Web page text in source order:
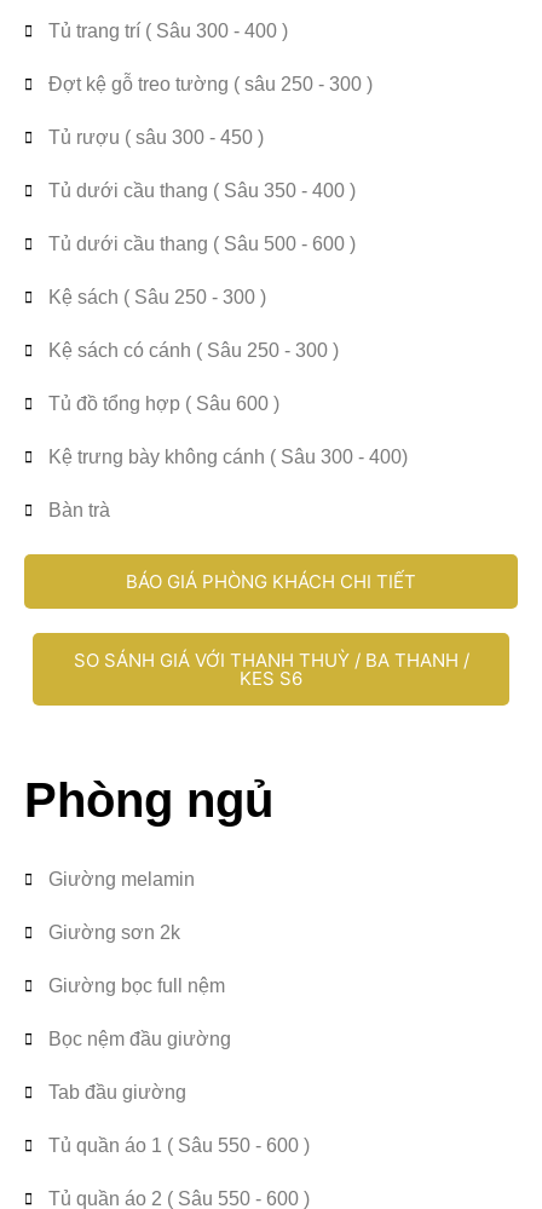
Tủ trang trí ( Sâu 300 - 400 )
Đợt kệ gỗ treo tường ( sâu 250 - 300 )
Tủ rượu ( sâu 300 - 450 )
Tủ dưới cầu thang ( Sâu 350 - 400 )
Tủ dưới cầu thang ( Sâu 500 - 600 )
Kệ sách ( Sâu 250 - 300 )
Kệ sách có cánh ( Sâu 250 - 300 )
Tủ đồ tổng hợp ( Sâu 600 )
Kệ trưng bày không cánh ( Sâu 300 - 400)
Bàn trà
BÁO GIÁ PHÒNG KHÁCH CHI TIẾT
SO SÁNH GIÁ VỚI THANH THUỲ / BA THANH /
KES S6
Phòng ngủ
Giường melamin
Giường sơn 2k
Giường bọc full nệm
Bọc nệm đầu giường
Tab đầu giường
Tủ quần áo 1 ( Sâu 550 - 600 )
Tủ quần áo 2 ( Sâu 550 - 600 )